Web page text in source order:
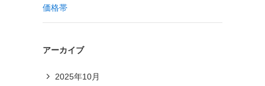
価格帯
アーカイブ
2025年10月